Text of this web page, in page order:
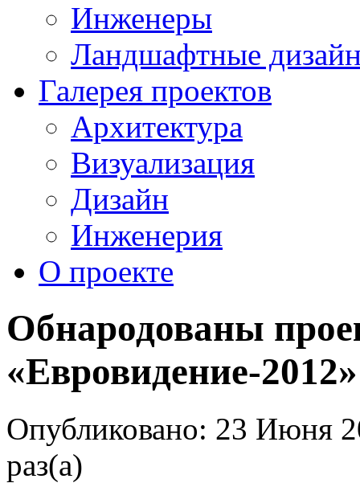
Инженеры
Ландшафтные
Галерея проектов
Архитектура
Визуализация
Дизайн
Инженерия
О проекте
Обнародованы
«Евровидение-
Опубликовано: 23 Июня
раз(а)